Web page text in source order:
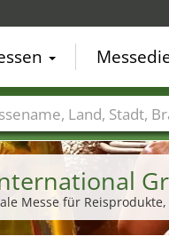
Messe für
Länder Städte